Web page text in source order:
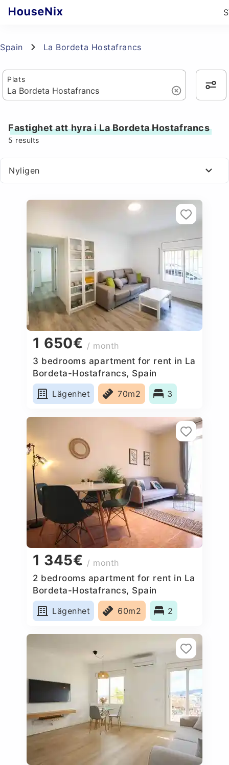
Spain La Bordeta Hostafrancs
Plats
Fastighet att hyra i La Bordeta Hostafrancs
5 results
Nyligen
1 650€ / month
3 bedrooms apartment for rent in La
Bordeta-Hostafrancs, Spain
Lägenhet
70m2 3
1 345€ / month
2 bedrooms apartment for rent in La
Bordeta-Hostafrancs, Spain
Lägenhet
60m2 2